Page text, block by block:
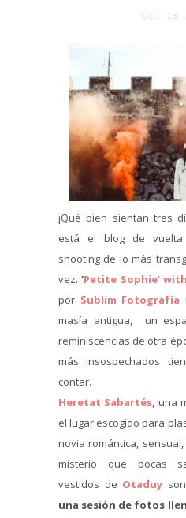
OCT 13.
¡Qué bien sientan tres
está el blog de
shooting de lo más
vez. ‘Petite Sophie’
por Sublim Fotografía
masía antigua, un
reminiscencias de otra
más insospechados
contar.
Heretat Sabartés, una
el lugar escogido para
novia romántica,
misterio que pocas
vestidos de Otaduy
una sesión de fotos